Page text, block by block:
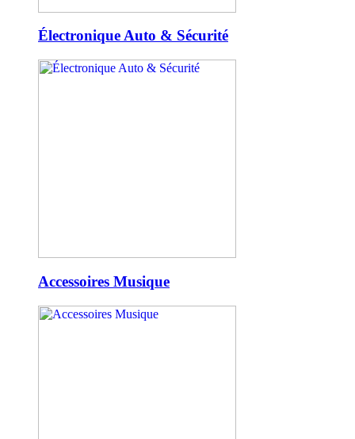
Électronique Auto & Sécurité
Accessoires Musique